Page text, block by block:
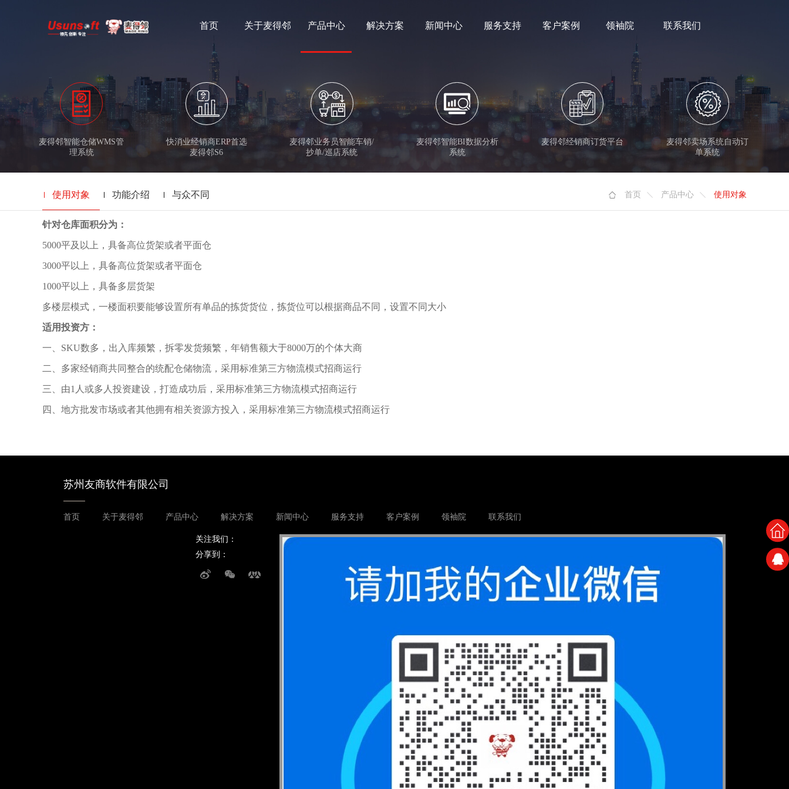
首页 关于麦得邻 产品中心 解决方案 新闻中心 服务支持 客户案例 领袖院 联系我们
麦得邻智能仓储WMS管
理系统
快消业经销商ERP首选
麦得邻S6
麦得邻业务员智能车销/
抄单/巡店系统
麦得邻智能BI数据分析
系统
麦得邻经销商订货平台
麦得邻卖场系统自动订
单系统
首页 产品中心 使用对象
使用对象 功能介绍 与众不同
针对仓库面积分为：
5000平及以上，具备高位货架或者平面仓
3000平以上，具备高位货架或者平面仓
1000平以上，具备多层货架
多楼层模式，一楼面积要能够设置所有单品的拣货货位，拣货位可以根据商品不同，设置不同大小
适用投资方：
一、SKU数多，出入库频繁，拆零发货频繁，年销售额大于8000万的个体大商
二、多家经销商共同整合的统配仓储物流，采用标准第三方物流模式招商运行
三、由1人或多人投资建设，打造成功后，采用标准第三方物流模式招商运行
四、地方批发市场或者其他拥有相关资源方投入，采用标准第三方物流模式招商运行
苏州友商软件有限公司
首页 关于麦得邻 产品中心 解决方案 新闻中心 服务支持 客户案例 领袖院 联系我们
关注我们：
分享到：